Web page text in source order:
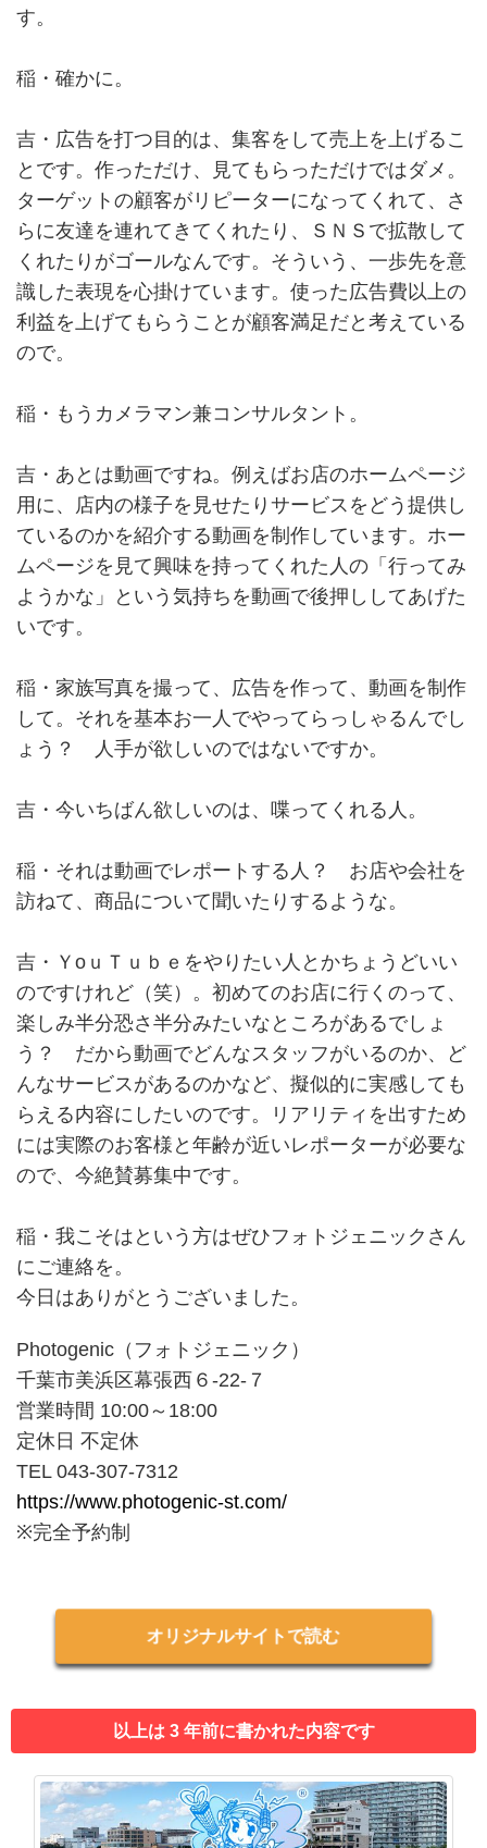
す。
稲・確かに。
吉・広告を打つ目的は、集客をして売上を上げるこ
とです。作っただけ、見てもらっただけではダメ。
ターゲットの顧客がリピーターになってくれて、さ
らに友達を連れてきてくれたり、ＳＮＳで拡散して
くれたりがゴールなんです。そういう、一歩先を意
識した表現を心掛けています。使った広告費以上の
利益を上げてもらうことが顧客満足だと考えている
ので。
稲・もうカメラマン兼コンサルタント。
吉・あとは動画ですね。例えばお店のホームページ
用に、店内の様子を見せたりサービスをどう提供し
ているのかを紹介する動画を制作しています。ホー
ムページを見て興味を持ってくれた人の「行ってみ
ようかな」という気持ちを動画で後押ししてあげた
いです。
稲・家族写真を撮って、広告を作って、動画を制作
して。それを基本お一人でやってらっしゃるんでし
ょう？ 人手が欲しいのではないですか。
吉・今いちばん欲しいのは、喋ってくれる人。
稲・それは動画でレポートする人？ お店や会社を
訪ねて、商品について聞いたりするような。
吉・ＹоｕＴｕｂｅをやりたい人とかちょうどいい
のですけれど（笑）。初めてのお店に行くのって、
楽しみ半分恐さ半分みたいなところがあるでしょ
う？ だから動画でどんなスタッフがいるのか、ど
んなサービスがあるのかなど、擬似的に実感しても
らえる内容にしたいのです。リアリティを出すため
には実際のお客様と年齢が近いレポーターが必要な
ので、今絶賛募集中です。
稲・我こそはという方はぜひフォトジェニックさん
にご連絡を。
今日はありがとうございました。
Photogenic（フォトジェニック）
千葉市美浜区幕張西６-22-７
営業時間 10:00～18:00
定休日 不定休
TEL 043-307-7312
https://www.photogenic-st.com/
※完全予約制
オリジナルサイトで読む
以上は 3 年前に書かれた内容です